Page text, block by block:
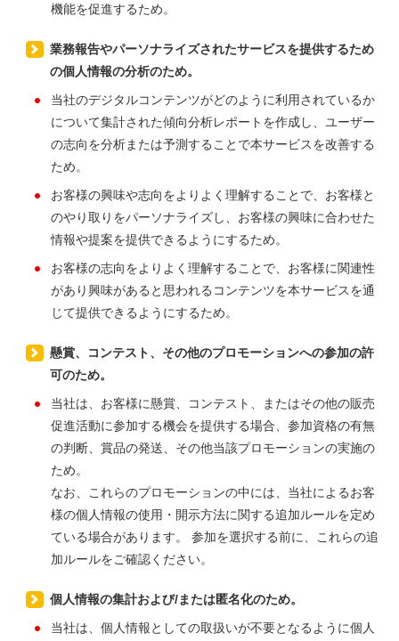
機能を促進するため。
業務報告やパーソナライズされたサービスを提供するため
の個人情報の分析のため。
当社のデジタルコンテンツがどのように利用されているか
について集計された傾向分析レポートを作成し、ユーザー
の志向を分析または予測することで本サービスを改善する
ため。
お客様の興味や志向をよりよく理解することで、お客様と
のやり取りをパーソナライズし、お客様の興味に合わせた
情報や提案を提供できるようにするため。
お客様の志向をよりよく理解することで、お客様に関連性
があり興味があると思われるコンテンツを本サービスを通
じて提供できるようにするため。
懸賞、コンテスト、その他のプロモーションへの参加の許
可のため。
当社は、お客様に懸賞、コンテスト、またはその他の販売
促進活動に参加する機会を提供する場合、参加資格の有無
の判断、賞品の発送、その他当該プロモーションの実施の
ため。
なお、これらのプロモーションの中には、当社によるお客
様の個人情報の使用・開示方法に関する追加ルールを定め
ている場合があります。 参加を選択する前に、これらの追
加ルールをご確認ください。
個人情報の集計および/または匿名化のため。
当社は、個人情報としての取扱いが不要となるように個人